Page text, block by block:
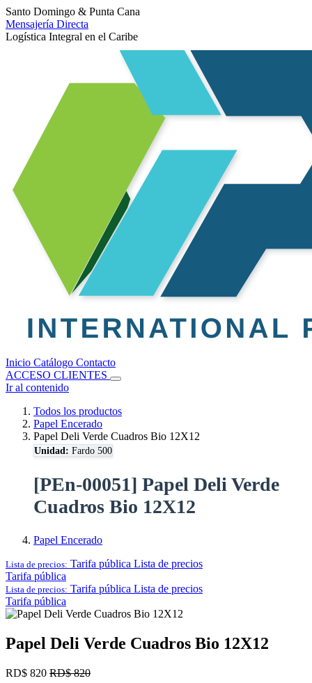
Santo Domingo & Punta Cana
Mensajería Directa
Logística Integral en el Caribe
Inicio Catálogo Contacto
ACCESO CLIENTES
Ir al contenido
Todos los productos
Papel Encerado
Papel Deli Verde Cuadros Bio 12X12
Unidad: Fardo 500
[PEn-00051] Papel Deli Verde
Cuadros Bio 12X12
Papel Encerado
Lista de precios: Tarifa pública Lista de precios
Tarifa pública
Lista de precios: Tarifa pública Lista de precios
Tarifa pública
Papel Deli Verde Cuadros Bio 12X12
RD$ 820 RD$820